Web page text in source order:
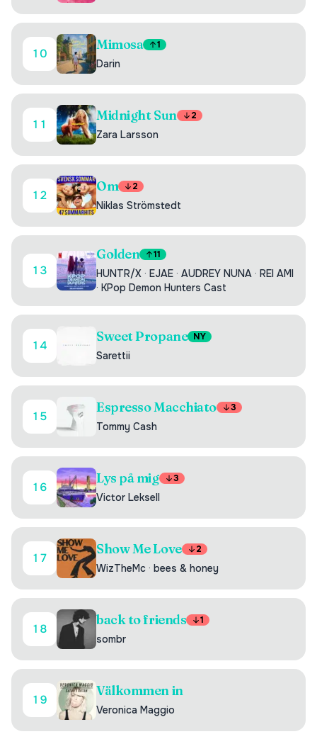
10
Mimosa 1
Darin
11
Midnight Sun 2
Zara Larsson
12
Om 2
Niklas Strömstedt
13
Golden 11
HUNTR/X · EJAE · AUDREY NUNA · REI AMI
· KPop Demon Hunters Cast
14
Sweet Propane NY
Sarettii
15
Espresso Macchiato 3
Tommy Cash
16
Lys på mig 3
Victor Leksell
17
Show Me Love 2
WizTheMc · bees & honey
18
back to friends 1
sombr
19
Välkommen in
Veronica Maggio